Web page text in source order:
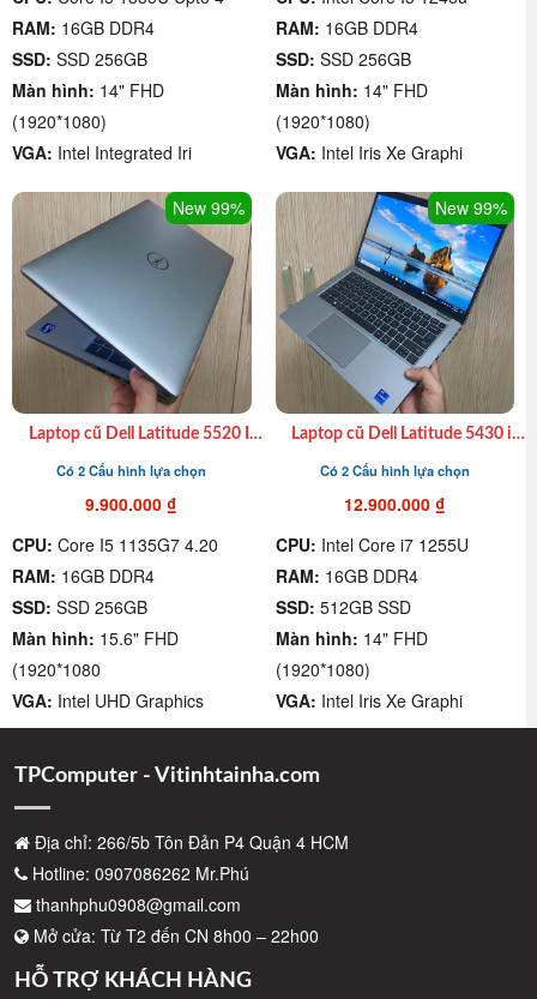
RAM: 16GB DDR4
SSD: SSD 256GB
Màn hình: 14" FHD
(1920*1080)
VGA: Intel Integrated Iri
RAM: 16GB DDR4
SSD: SSD 256GB
Màn hình: 14" FHD
(1920*1080)
VGA: Intel Iris Xe Graphi
New 99%
Laptop cũ Dell Latitude 5520 I7
512GB| 15.6″ FHD giá rẻ chất
lượng quận 4
Có 2 Cấu hình lựa chọn
9.900.000₫
CPU: Core I5 1135G7 4.20
RAM: 16GB DDR4
SSD: SSD 256GB
Màn hình: 15.6" FHD
(1920*1080
VGA: Intel UHD Graphics
New 99%
Laptop cũ Dell Latitude 5430 i7
FHD giá rẻ chất lượng quận 4
Có 2 Cấu hình lựa chọn
12.900.000 ₫
CPU: Intel Core i7 1255U
RAM: 16GB DDR4
SSD: 512GB SSD
Màn hình: 14" FHD
(1920*1080)
VGA: Intel Iris Xe Graphi
TPComputer - Vitinhtainha.com
Địa chỉ: 266/5b Tôn Đản P4 Quận 4 HCM
Hotline: 0907086262 Mr.Phú
thanhphu0908@gmail.com
Mở cửa: Từ T2 đến CN 8h00 – 22h00
HỖ TRỢ KHÁCH HÀNG